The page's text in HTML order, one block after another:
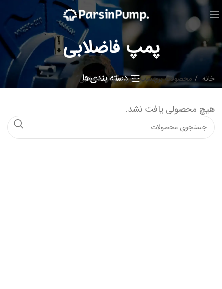
پمپ فاضلابی
دسته بندی‌ها خانه محصولات برچسب خورده “پمپ فاضلابی”
هیچ محصولی یافت نشد.